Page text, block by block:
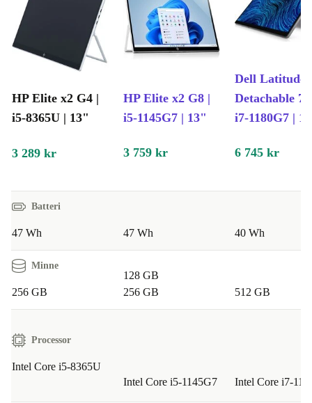
HP Elite x2 G4 |
i5-8365U | 13"
HP Elite x2 G8 |
i5-1145G7 | 13"
Dell Latitude
Detachable
i7-1180G7 |
3 289 kr 3 759 kr 6 745 kr
Batteri
47 Wh 47 Wh 40 Wh
Minne
256 GB
128 GB
256 GB
512 GB
Processor
Intel Core i5-8365U
Intel Core i5-1145G7
Intel Core i7-